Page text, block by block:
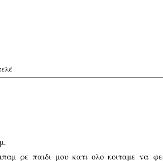
ρε παιδι μου κατι ολο κοιταμε να